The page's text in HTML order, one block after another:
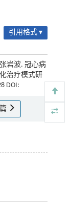
引用格式 ▾
岩波. 冠心病
治疗模式研
DOI: